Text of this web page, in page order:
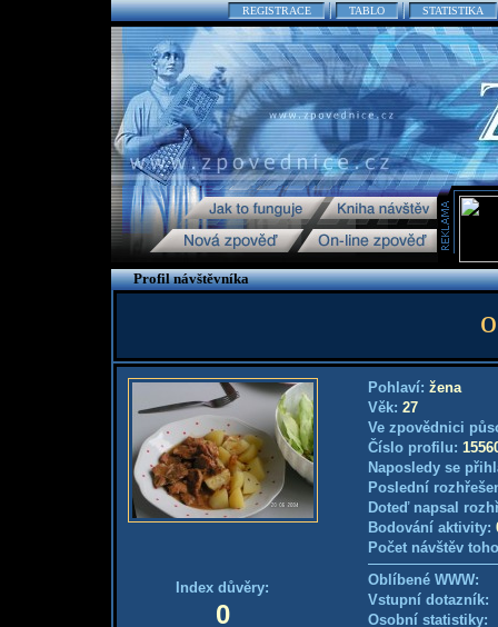
REGISTRACE TABLO STATISTIKA
Profil návštěvníka
Index důvěry:
0
Pohlaví: žena
Věk: 27
Ve zpovědnici
Číslo profilu:
Naposledy se
Poslední
Doteď napsal
Bodování aktivity:
Počet návštěv
Oblíbené WWW:
Vstupní
Osobní